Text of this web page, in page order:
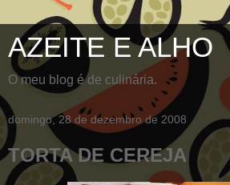
AZEITE E ALHO
O meu blog é de culinária.
domingo, 28 de dezembro de 2008
TORTA DE CEREJA